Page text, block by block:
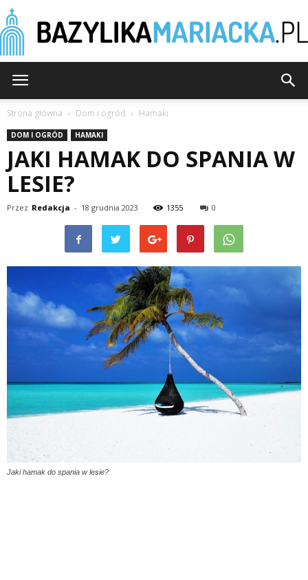
Strona główna Dom i ogród Hamaki
DOM I OGRÓD HAMAKI
JAKI HAMAK DO SPANIA W
LESIE?
Przez Redakcja - 18 grudnia 2023 1355 0
Jaki hamak do spania w lesie?